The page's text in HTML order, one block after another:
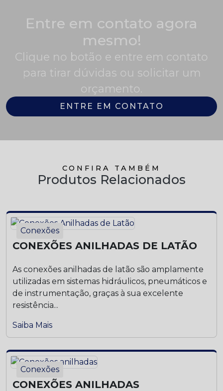
Entre em contato agora
mesmo!
Clique no botão e entre em contato
para tirar dúvidas ou solicitar um
orçamento.
ENTRE EM CONTATO
CONFIRA TAMBÉM
Produtos Relacionados
Conexões
CONEXÕES ANILHADAS DE LATÃO
As conexões anilhadas de latão são amplamente
utilizadas em sistemas hidráulicos, pneumáticos e
de instrumentação, graças à sua excelente
resistência...
Saiba Mais
Conexões
CONEXÕES ANILHADAS